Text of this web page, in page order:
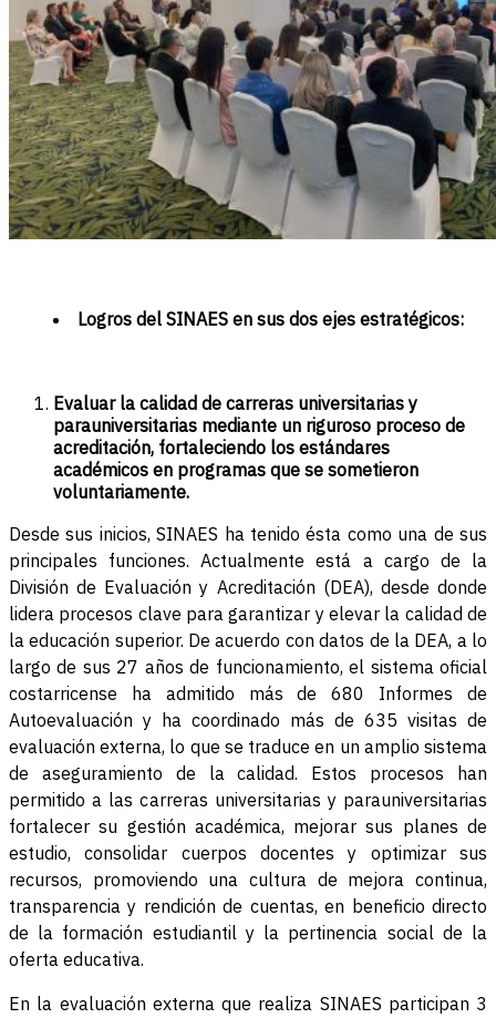
Logros del SINAES en sus dos ejes estratégicos:
Evaluar la calidad de carreras universitarias y
parauniversitarias mediante un riguroso proceso de
acreditación, fortaleciendo los estándares
académicos en programas que se sometieron
voluntariamente.
Desde sus inicios, SINAES ha tenido ésta como una de sus
principales funciones. Actualmente está a cargo de la
División de Evaluación y Acreditación (DEA), desde donde
lidera procesos clave para garantizar y elevar la calidad de
la educación superior. De acuerdo con datos de la DEA, a lo
largo de sus 27 años de funcionamiento, el sistema oficial
costarricense ha admitido más de 680 Informes de
Autoevaluación y ha coordinado más de 635 visitas de
evaluación externa, lo que se traduce en un amplio sistema
de aseguramiento de la calidad. Estos procesos han
permitido a las carreras universitarias y parauniversitarias
fortalecer su gestión académica, mejorar sus planes de
estudio, consolidar cuerpos docentes y optimizar sus
recursos, promoviendo una cultura de mejora continua,
transparencia y rendición de cuentas, en beneficio directo
de la formación estudiantil y la pertinencia social de la
oferta educativa.
En la evaluación externa que realiza SINAES participan 3